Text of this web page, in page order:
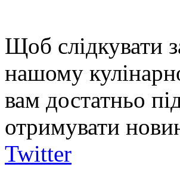
Щоб слідкувати
нашому
вам достатньо
отримувати
Twitter